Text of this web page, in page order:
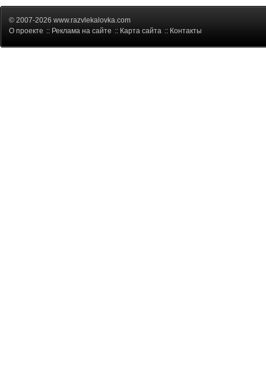
© 2007-2026 www.razvlekalovka.com
О проекте :: Реклама на сайте :: Карта сайта :: Контакты